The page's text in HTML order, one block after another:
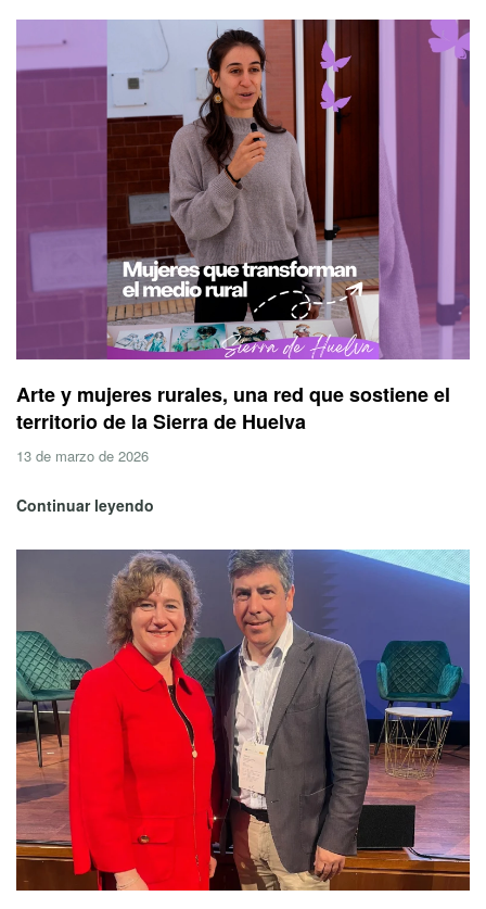
Arte y mujeres rurales, una red que sostiene el
territorio de la Sierra de Huelva
13 de marzo de 2026
Continuar leyendo